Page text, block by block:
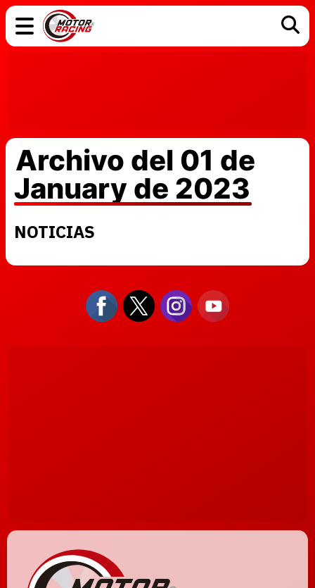
Archivo del 01 de
January de 2023
NOTICIAS